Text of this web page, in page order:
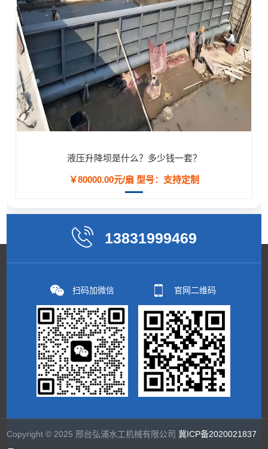
液压升降坝是什么？多少钱一套？
￥80000.00元/扇 型号：支持定制
13831999469
扫码加微信 官网二维码
Copyright © 2025 邢台弘浦水工机械有限公司 冀ICP备2020021837